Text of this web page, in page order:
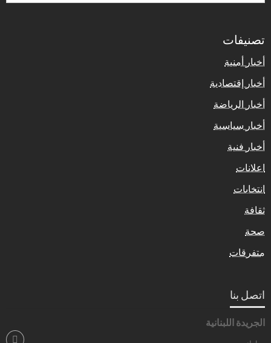
تصنيفات
أخبار أمنية
أخبار إقتصادية
أخبار الرياضة
أخبار سياسية
أخبار فنية
اعلانات
انتخابات
ثقافة
صحة
متفرقات
اتصل بنا
الجريدة اللبنانية